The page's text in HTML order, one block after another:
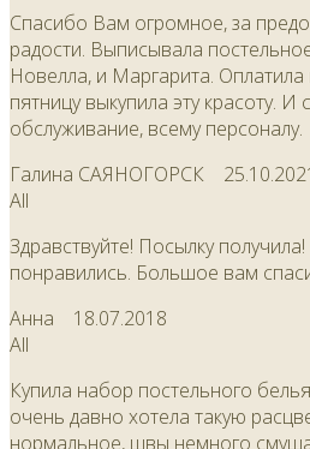
Спасибо Вам огромное, за
радости. Выписывала
Новелла, и Маргарита. Оплатила
пятницу выкупила эту красоту. И
обслуживание, всему персоналу.
Галина САЯНОГОРСК
All
Здравствуйте! Посылку
понравились. Большое вам
Анна 18.07.2018
All
Купила набор постельного
очень давно хотела такую
нормальное, швы немного